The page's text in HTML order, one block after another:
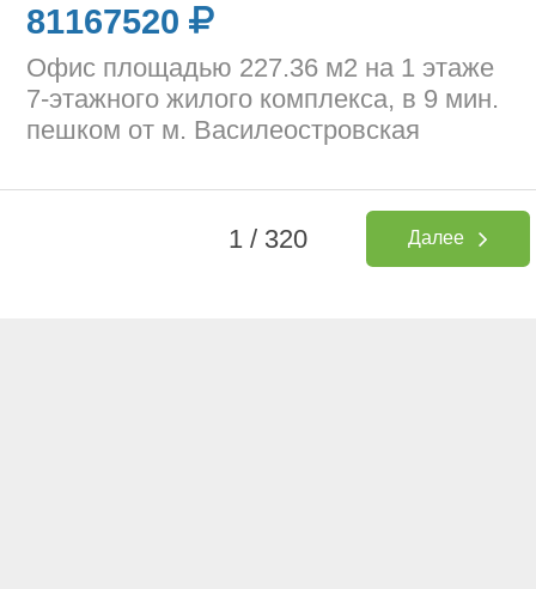
81167520
Офис площадью 227.36 м2 на 1 этаже
7-этажного жилого комплекса, в 9 мин.
пешком от м. Василеостровская
1 / 320 Далее